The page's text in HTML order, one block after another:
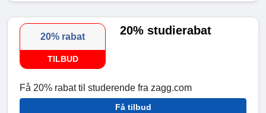
20% rabat
TILBUD
20% studierabat
Få 20% rabat til studerende fra zagg.com
Få tilbud